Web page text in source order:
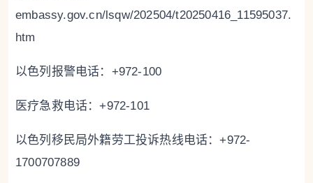
embassy.gov.cn/lsqw/202504/t20250416_11595037.
htm
以色列报警电话：+972-100
医疗急救电话：+972-101
以色列移民局外籍劳工投诉热线电话：+972-
1700707889